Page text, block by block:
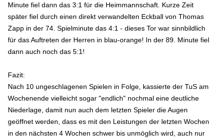
Minute fiel dann das 3:1 für die Heimmannschaft. Kurze Zeit
später fiel durch einen direkt verwandelten Eckball von Thomas
Zapp in der 74. Spielminute das 4:1 - dieses Tor war sinnbildlich
für das Auftreten der Herren in blau-orange! In der 89. Minute fiel
dann auch noch das 5:1!
Fazit:
Nach 10 ungeschlagenen Spielen in Folge, kassierte der TuS am
Wochenende vielleicht sogar "endlich" nochmal eine deutliche
Niederlage, damit nun auch dem letzten Spieler die Augen
geöffnet werden, dass es mit den Leistungen der letzten Wochen
in den nächsten 4 Wochen schwer bis unmöglich wird, auch nur